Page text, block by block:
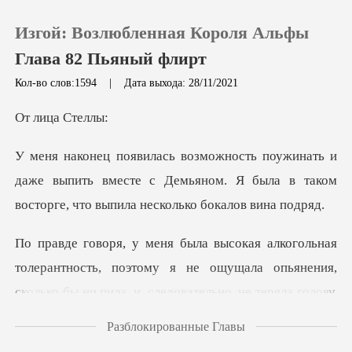
Пополнить
История чтения
Выйти
Изгой: Возлюбленная Короля Альфы
Глава 82 Пьяный флирт
Кол-во слов:1594 | Дата выхода: 28/11/2021
ца Ст
даже выпить вместе с Демьяном. Я была в таком
в
сть, поэтому я не ощущала опьянения,
сколько бы ни пила, и,
Разблокированные Главы